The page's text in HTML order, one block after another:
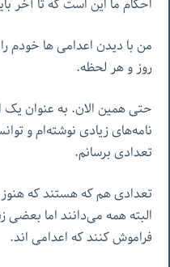
احکام ما این است که تا آخر
من با دیدن اعدامی ها خودم
روز و هر لحظه.
حتی همین الان. به عنوان
نامه‌های زیادی نوشته‌ام و
تعدادی برسانم.
تعدادی هم که هستند که هنوز
البته همه می‌دانند اما
فراموش کنند که اعدامی اند.